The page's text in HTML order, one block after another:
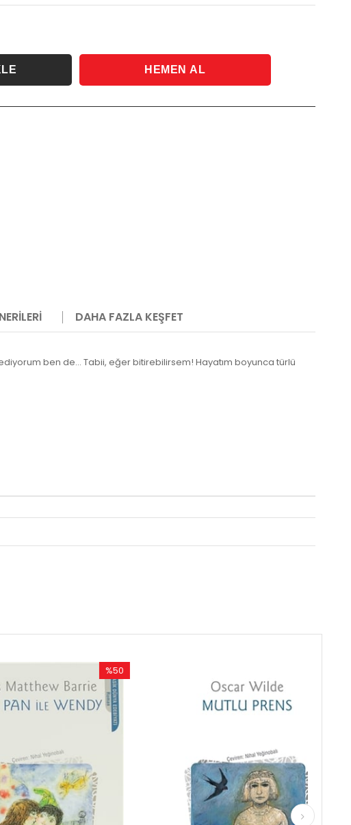
DAHA FAZLA KEŞFET
ben de... Tabii, eğer bitirebilirsem! Hayatım boyunca türlü
İndirim
%50İndirim
İndirim
%50İndirim